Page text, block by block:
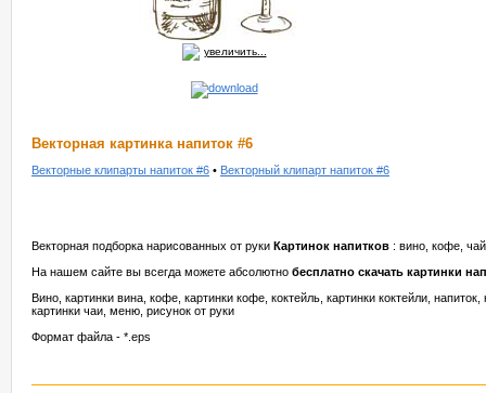
увеличить...
Векторная картинка напиток #6
Векторные клипарты напиток #6 • Векторный клипарт напиток #6
Векторная подборка нарисованных от руки Картинок напитков : вино, кофе,
На нашем сайте вы всегда можете абсолютно бесплатно скачать картинки
Вино, картинки вина, кофе, картинки кофе, коктейль, картинки коктейли,
картинки чаи, меню, рисунок от руки
Формат файла - *.eps